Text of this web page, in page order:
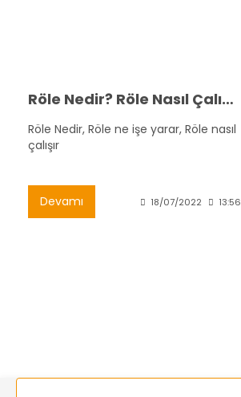
Röle Nedir? Röle Nasıl Çalışır?
Röle Nedir, Röle ne işe yarar, Röle nasıl
çalışır
Devamı 18/07/2022 13:56